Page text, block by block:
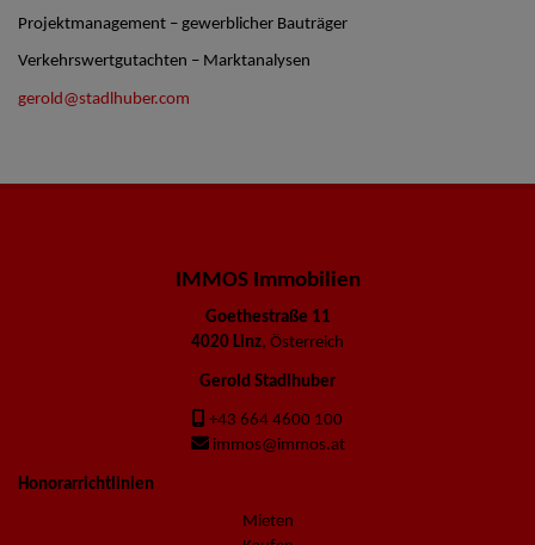
Projektmanagement – gewerblicher Bauträger
Verkehrswertgutachten – Marktanalysen
gerold@stadlhuber.com
IMMOS Immobilien
Goethestraße 11
4020 Linz, Österreich
Gerold Stadlhuber
+43 664 4600 100
immos@immos.at
Honorarrichtlinien
Mieten